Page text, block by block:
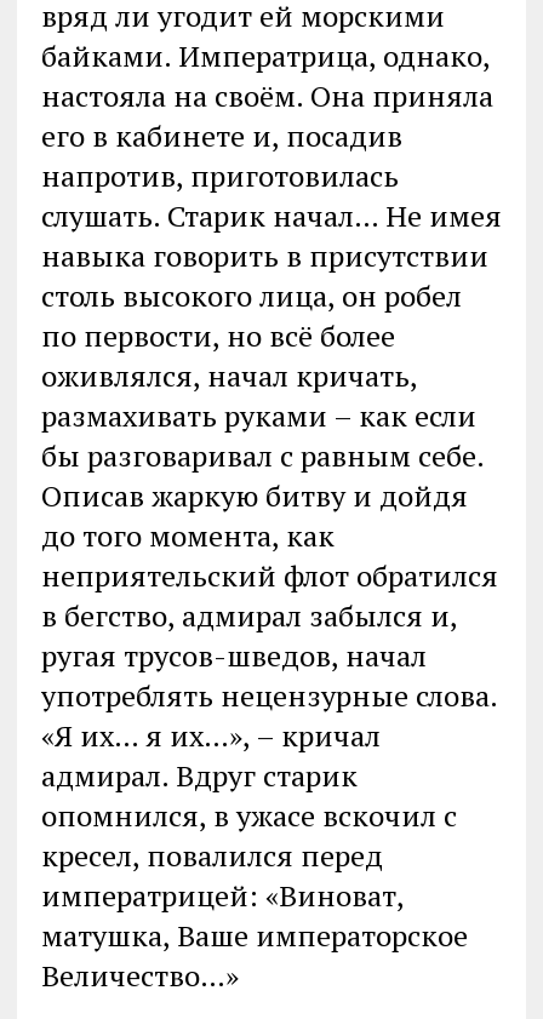
вряд ли угодит ей морскими
байками. Императрица, однако,
настояла на своём. Она приняла
его в кабинете и, посадив
напротив, приготовилась
слушать. Старик начал… Не имея
навыка говорить в присутствии
столь высокого лица, он робел
по первости, но всё более
оживлялся, начал кричать,
размахивать руками – как если
бы разговаривал с равным себе.
Описав жаркую битву и дойдя
до того момента, как
неприятельский флот обратился
в бегство, адмирал забылся и,
ругая трусов-шведов, начал
употреблять нецензурные слова.
«Я их… я их…», – кричал
адмирал. Вдруг старик
опомнился, в ужасе вскочил с
кресел, повалился перед
императрицей: «Виноват,
матушка, Ваше императорское
Величество…»